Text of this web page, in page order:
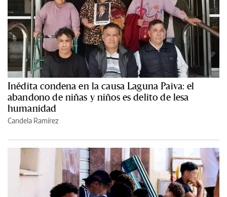
Inédita condena en la causa Laguna Paiva: el
abandono de niñas y niños es delito de lesa
humanidad
Candela Ramírez